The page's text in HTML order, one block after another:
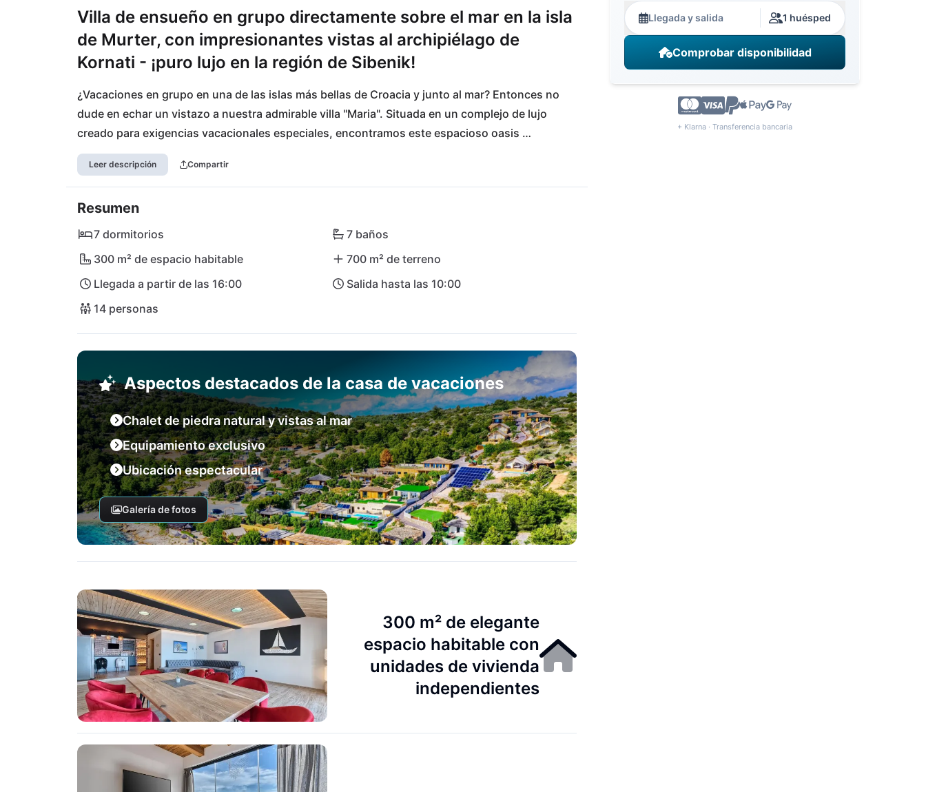
Villa de ensueño en grupo directamente sobre el mar en la isla
de Murter, con impresionantes vistas al archipiélago de
Kornati - ¡puro lujo en la región de Sibenik!
¿Vacaciones en grupo en una de las islas más bellas de Croacia y junto al mar? Entonces no
dude en echar un vistazo a nuestra admirable villa "Maria". Situada en un complejo de lujo
creado para exigencias vacacionales especiales, encontramos este espacioso oasis
vacacional con una hermosa vista del archipiélago de Kornati y otras hermosas islas de la
región alrededor de Sibenik. Uno debería, como su nombre indica, ¡vivir aquí! A la propia isla de
Murter se puede llegar en coche por el puente de Tisno, y los aeropuertos de Zadar y Split
están a sólo una hora en coche.
Leer descripción Compartir
Resumen
7 dormitorios
7 baños
300 m² de espacio habitable
700 m² de terreno
Llegada a partir de las 16:00
Salida hasta las 10:00
14 personas
Aspectos destacados de la casa de vacaciones
Chalet de piedra natural y vistas al mar
Equipamiento exclusivo
Ubicación espectacular
Galería de fotos
300 m² de elegante
espacio habitable con
unidades de vivienda
independientes
Llegada y salida 1 huésped
Comprobar disponibilidad
+ Klarna · Transferencia bancaria